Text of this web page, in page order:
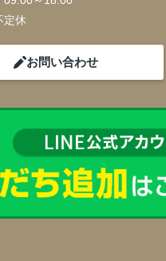
定休
お問い合わせ